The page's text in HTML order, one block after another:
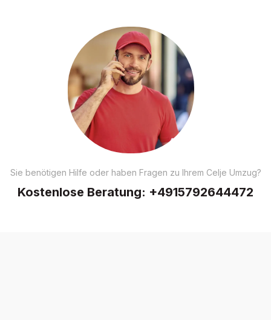
Sie benötigen Hilfe oder haben Fragen zu Ihrem Celje Umzug?
Kostenlose Beratung: +4915792644472